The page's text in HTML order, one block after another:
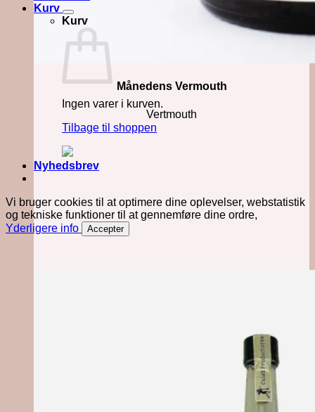
Månedens Vermouth
Vertmouth
Kurv
Kurv
Ingen varer i kurven.
Tilbage til shoppen
Nyhedsbrev
Vi bruger cookies til at optimere dine oplevelser, webstatistik
og tekniske funktioner til at gennemføre dine ordre,
Yderligere info
Accepter